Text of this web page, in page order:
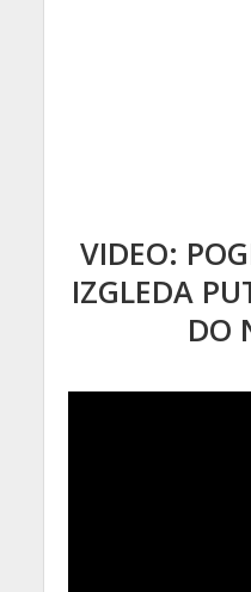
VIDEO:
IZGLEDA
DO